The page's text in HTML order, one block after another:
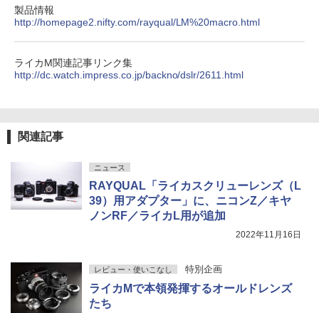
製品情報
http://homepage2.nifty.com/rayqual/LM%20macro.html
ライカM関連記事リンク集
http://dc.watch.impress.co.jp/backno/dslr/2611.html
関連記事
ニュース
RAYQUAL「ライカスクリューレンズ（L
39）用アダプター」に、ニコンZ／キヤ
ノンRF／ライカL用が追加
2022年11月16日
レビュー・使いこなし 特別企画
ライカMで本領発揮するオールドレンズ
たち